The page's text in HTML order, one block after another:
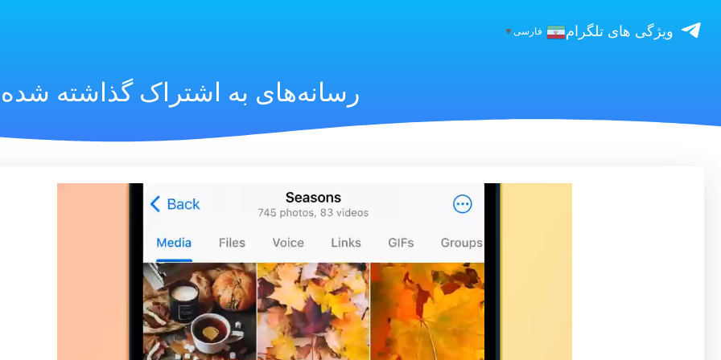
ویژگی های تلگرام فارسی▼
رسانه‌های به اشتراک گذاشته شده